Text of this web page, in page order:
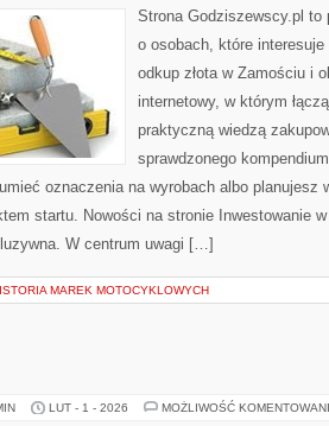
Strona Godziszewscy.pl
o osobach, które
odkup złota w Zamościu i
internetowy, w którym
praktyczną wiedzą
sprawdzonego
oznaczenia na wyrobach albo planujesz
startu. Nowości na stronie Inwestowanie
W centrum uwagi […]
MAREK MOTOCYKLOWYCH
LUT - 1 - 2026 MOŻLIWOŚĆ